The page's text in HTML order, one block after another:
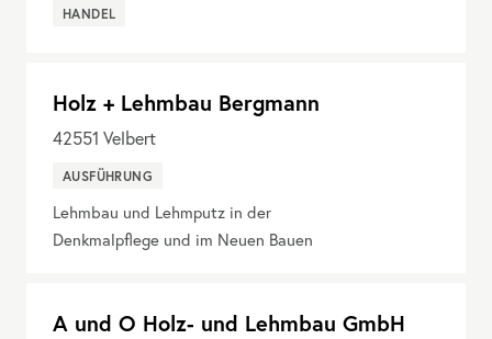
HANDEL
Holz + Lehmbau Bergmann
42551 Velbert
AUSFÜHRUNG
Lehmbau und Lehmputz in der
Denkmalpflege und im Neuen Bauen
A und O Holz- und Lehmbau GmbH